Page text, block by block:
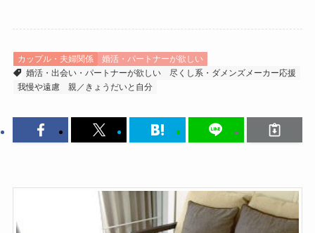
カップル・夫婦関係
婚活・パートナーが欲しい
婚活・出会い・パートナーが欲しい
尽くし系・ダメンズメーカー応援
我慢や遠慮
親／きょうだいと自分